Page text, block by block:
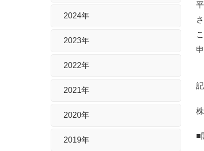
記
■
2024年
2023年
2022年
2021年
2020年
2019年